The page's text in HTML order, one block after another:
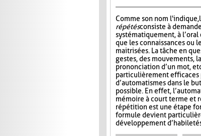
Comme son nom l'indique,
répétésconsiste à
systématiquement, à l’oral
que les connaissances ou
maitrisées. La tâche en
gestes, des mouvements,
prononciation d’un mot,
particulièrement efficaces
d’automatismes dans le
possible. En effet,
mémoire à court terme et
répétition est une étape
formule devient
développement